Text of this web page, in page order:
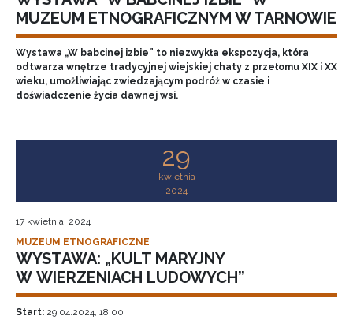
MUZEUM ETNOGRAFICZNYM W TARNOWIE
Wystawa „W babcinej izbie” to niezwykła ekspozycja, która
odtwarza wnętrze tradycyjnej wiejskiej chaty z przełomu XIX i XX
wieku, umożliwiając zwiedzającym podróż w czasie i
doświadczenie życia dawnej wsi.
29
kwietnia
2024
17 kwietnia, 2024
MUZEUM ETNOGRAFICZNE
WYSTAWA: „KULT MARYJNY
W WIERZENIACH LUDOWYCH”
Start: 29.04.2024, 18:00